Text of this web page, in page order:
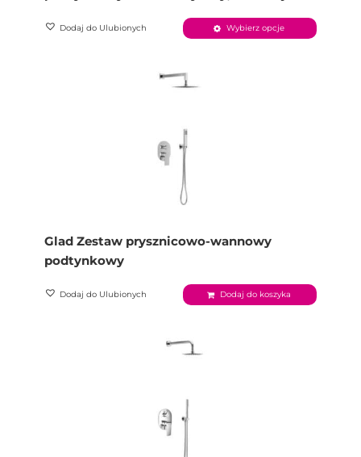
Dodaj do Ulubionych Wybierz opcje
Glad Zestaw prysznicowo-wannowy
podtynkowy
Dodaj do Ulubionych Dodaj do koszyka